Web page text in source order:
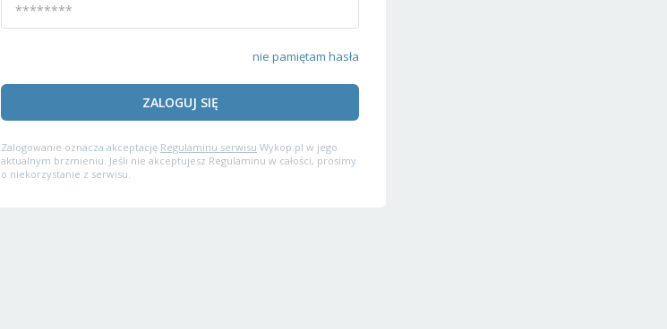
nie pamiętam hasła
ZALOGUJ SIĘ
Zalogowanie oznacza akceptację Regulaminu serwisu Wykop.pl w jego
aktualnym brzmieniu. Jeśli nie akceptujesz Regulaminu w całości, prosimy
o niekorzystanie z serwisu.